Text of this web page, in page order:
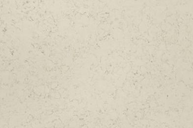
QuartzForms (Германия)
Samsung Radianz (Южная
Silestone (Испания)
Stratos (Вьетнам)
Technistone (Чехия)